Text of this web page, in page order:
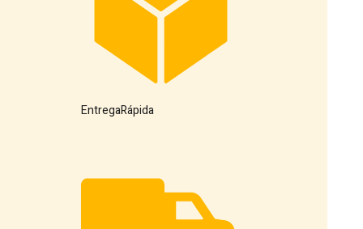
EntregaRápida